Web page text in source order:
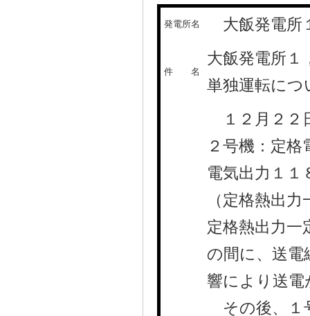
発電所名 大飯発電所
件 名
大飯発電所１
単独運転に
１２月２２
２号機：定
電気出力１１
（定格熱出
定格熱出力一
の間に、送電
響により送電
その後、１